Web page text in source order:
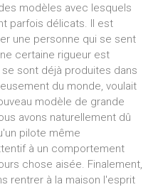
modèles avec lesquels
parfois délicats. Il est
une personne qui se sent
certaine rigueur est
sont déjà produites dans
du monde, voulait
modèle de grande
avons naturellement dû
pilote même
à un comportement
chose aisée. Finalement,
rentrer à la maison l'esprit